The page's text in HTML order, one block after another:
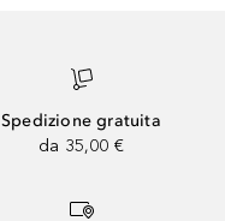
Spedizione gratuita
da 35,00 €